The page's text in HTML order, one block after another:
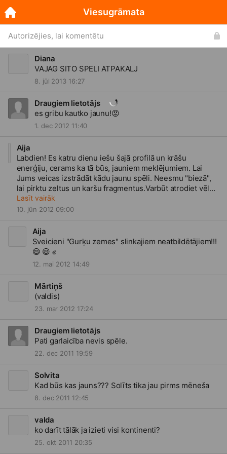
Autorizējies, lai komentētu
Diana
VAJAG SITO SPELI ATPAKALJ
8. jūl 2013 16:27
Draugiem lietotājs
es gribu kautko jaunu!😡
1. dec 2012 11:40
Aija
Labdien! Es katru dienu iešu šajā profilā un krāšu
enerģiju, cerams ka tā būs, jauniem meklējumiem. Lai
Jums veicas izstrādāt kādu jaunu spēli. Neesmu "biezā",
lai pirktu zeltus un karšu fragmentus.Varbūt atrodiet vēl
kādu sadaļu spēles motivācijai - veikaliņu liekajiem
priekšmetiem, motivāciju tiem, kuri sasnieguši kādu
"biezo"spēlētāju pārāk daudz nav, jo spēle paliek
neinteresanta - tie,kuriem ir par ko - ātri tiek ar visu galā,
bet tie, kuri tiešām rok - tiem .............
Lasīt vairāk
10. jūn 2012 09:00
Aija
Sveicieni "Gurķu zemes" slinkajiem neatbildētājiem!!!
😄 😃 ✊
12. mai 2012 14:49
Mārtiņš
(valdis)
23. mar 2012 17:24
Draugiem lietotājs
Pati garlaicība nevis spēle.
22. dec 2011 19:59
Solvita
Kad būs kas jauns??? Solīts tika jau pirms mēneša
8. dec 2011 12:45
valda
ko darīt tālāk ja izieti visi kontinenti?
25. okt 2011 20:35
Viesugrāmata